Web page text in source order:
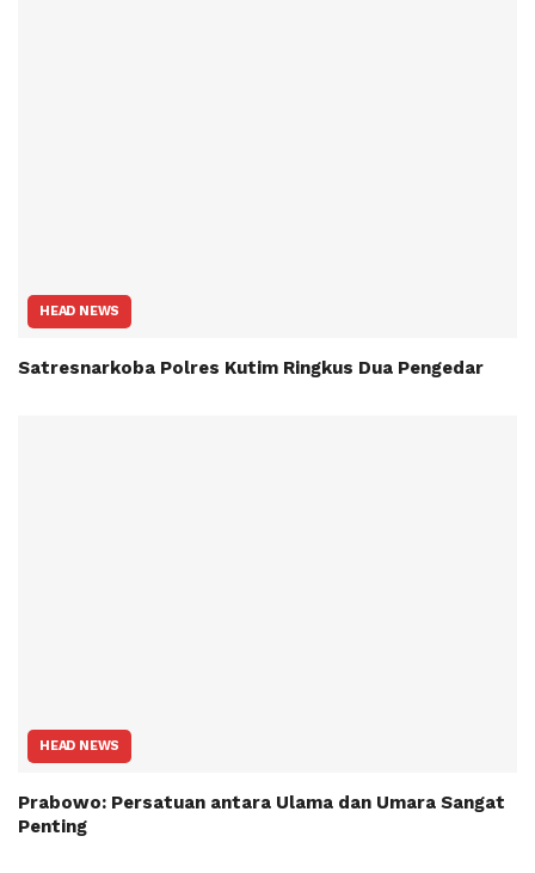
HEAD NEWS
Satresnarkoba Polres Kutim Ringkus Dua Pengedar
HEAD NEWS
Prabowo: Persatuan antara Ulama dan Umara Sangat
Penting